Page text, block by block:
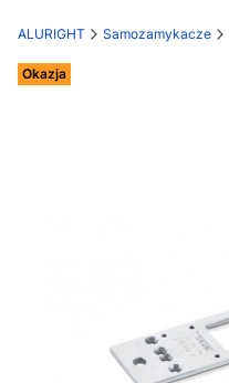
ALURIGHT Samozamykacze
Etykiety
Okazja